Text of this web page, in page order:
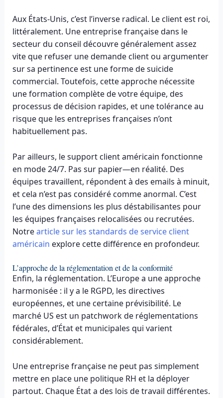
Aux États-Unis, c’est l’inverse radical. Le client est roi,
littéralement. Une entreprise française dans le
secteur du conseil découvre généralement assez
vite que refuser une demande client ou argumenter
sur sa pertinence est une forme de suicide
commercial. Toutefois, cette approche nécessite
une formation complète de votre équipe, des
processus de décision rapides, et une tolérance au
risque que les entreprises françaises n’ont
habituellement pas.
Par ailleurs, le support client américain fonctionne
en mode 24/7. Pas sur papier—en réalité. Des
équipes travaillent, répondent à des emails à minuit,
et cela n’est pas considéré comme anormal. C’est
l’une des dimensions les plus déstabilisantes pour
les équipes françaises relocalisées ou recrutées.
Notrearticle sur les standards de service client
américain explore cette différence en profondeur.
L’approche de la réglementation et de la conformité
Enfin, la réglementation. L’Europe a une approche
harmonisée : il y a le RGPD, les directives
européennes, et une certaine prévisibilité. Le
marché US est un patchwork de réglementations
fédérales, d’État et municipales qui varient
considérablement.
Une entreprise française ne peut pas simplement
mettre en place une politique RH et la déployer
partout. Chaque État a des lois de travail différentes.